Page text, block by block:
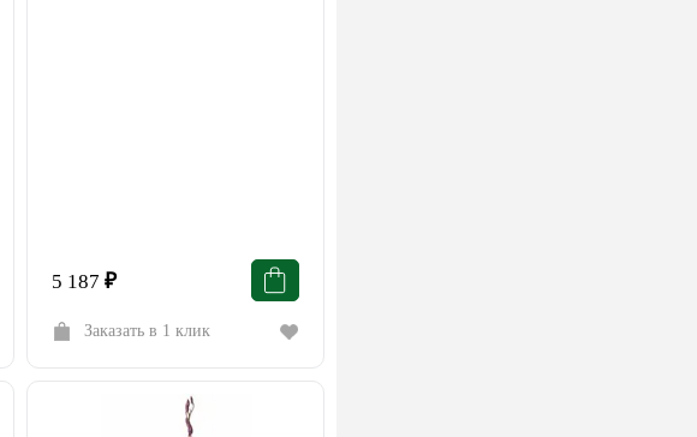
5 187 ₽
Заказать в 1 клик